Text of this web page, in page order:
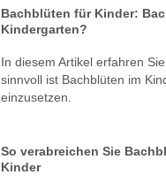
Bachblüten für Kinder:
Kindergarten?
In diesem Artikel erfahren
sinnvoll ist Bachblüten im
einzusetzen.
So verabreichen Sie
Kinder